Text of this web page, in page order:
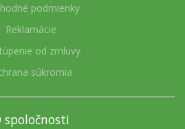
podmienky
Reklamácie
od zmluvy
súkromia
spoločnosti